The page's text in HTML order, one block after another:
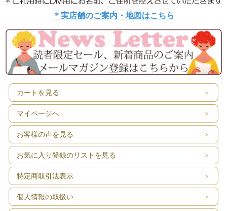
＊実店舗のご案内・地図はこちら
カートを見る
マイページへ
お客様の声を見る
お気に入り登録のリストを見る
特定商取引法表示
個人情報の取扱い